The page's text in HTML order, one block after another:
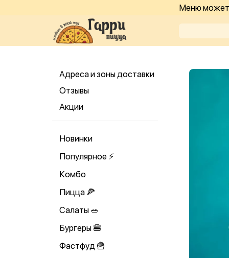
Меню может
Адреса и зоны доставки
Отзывы
Акции
Новинки
Популярное ⚡️
Комбо
Пицца 🍕
Салаты 🥗
Бургеры 🍔
Фастфуд 🍟